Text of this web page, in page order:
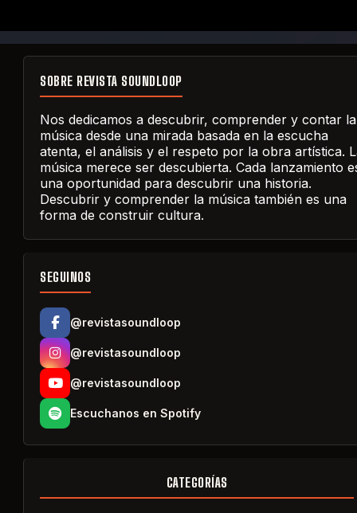
SOBRE REVISTA SOUNDLOOP
Nos dedicamos a descubrir, comprender y contar la
música desde una mirada basada en la escucha
atenta, el análisis y el respeto por la obra artística.
música merece ser descubierta. Cada lanzamiento
una oportunidad para descubrir una historia.
Descubrir y comprender la música también es una
forma de construir cultura.
SEGUINOS
@revistasoundloop
@revistasoundloop
@revistasoundloop
Escuchanos en Spotify
CATEGORÍAS